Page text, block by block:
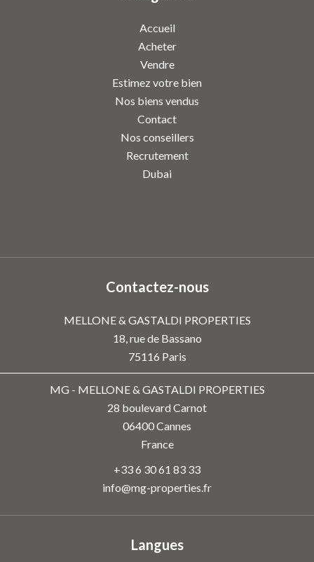
Accueil
Acheter
Vendre
Estimez votre bien
Nos biens vendus
Contact
Nos conseillers
Recrutement
Dubai
Contactez-nous
MELLONE & GASTALDI PROPERTIES
18, rue de Bassano
75116 Paris
MG - MELLONE & GASTALDI PROPERTIES
28 boulevard Carnot
06400Cannes
France
+33 6 30 61 83 33
info@mg-properties.fr
Langues